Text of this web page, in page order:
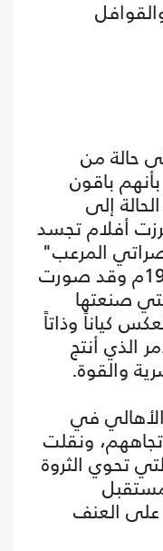
حالة من
باقون
إلى
أفلام تجسد
المرعب"
للمخرج أندري هيغون عام 1937م وقد صورت
صنعتها
كياناً وذاتاً
الذي أنتج
والقوة.
في
تجاههم، ونقلت
تحوي الثروة
على العنف